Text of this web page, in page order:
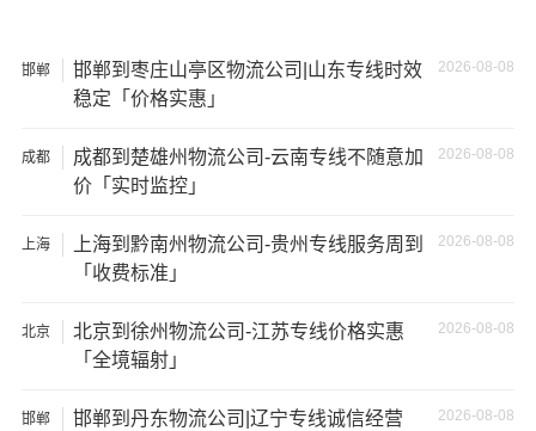
★ 本站所列邯郸到陇南物流专线费用与时效仅供参考，如
需详细了解最低资费请电话咨询。
运的所有物品；如果您的货物需要临时存放，请尽早最快
通知公司客服以便安排仓库存放。
★ 为了提高邯郸到陇南物流公司的服务质量，欢迎您对我
们的服务提出意见或建议，我们会认真对待并及时把处理
的需求做出不懈的努力，您的满意就是我们前进的动力!
邯郸 2026-08-08
邯郸到枣庄山亭区物流公司|山东专线时效
稳定「价格实惠」
成都 2026-08-08
成都到楚雄州物流公司-云南专线不随意加
价「实时监控」
上海 2026-08-08
上海到黔南州物流公司-贵州专线服务周到
「收费标准」
北京 2026-08-08
北京到徐州物流公司-江苏专线价格实惠
「全境辐射」
邯郸 2026-08-08
邯郸到丹东物流公司|辽宁专线诚信经营